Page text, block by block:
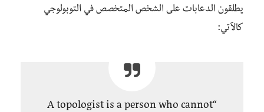
يطلقون الدعابات على الشخص المتخصص في التوبولوجي
كالآتي:
“A topologist is a person who cannot